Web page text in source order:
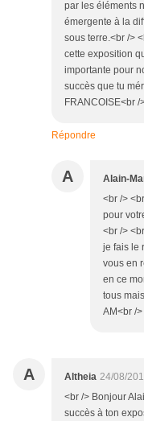
par les éléments
émergente à la
sous terre.<br />
cette exposition
importante pour
succès que tu
FRANCOISE<br
Répondre
A Alain-
<br />
pour
<br />
je fais le
vous en
en ce
tous
AM<br /
A Altheia 24/08/
<br /> Bonjour
succès à ton